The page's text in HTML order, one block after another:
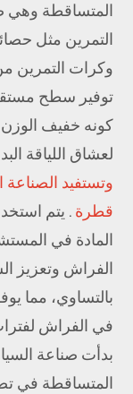
المتساقطة وهي
التمرين مثل
وكرات التمرين
توفير سطح مستقر
كونه خفيف الوزن
لعشاق اللياقة
وتستفيد
قطرة. يتم
المادة في
الفراش وتعزيز
بالتساوي، مما
في الفراش
بدأت صناعة
المتساقطة في